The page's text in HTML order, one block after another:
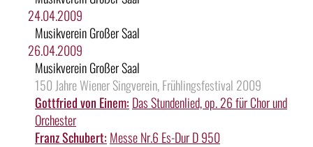
24.04.2009
Musikverein Großer Saal
26.04.2009
Musikverein Großer Saal
150 Jahre Wiener Singverein, Frühlingsfestival 2009
Gottfried von Einem: Das Stundenlied, op. 26 für Chor und
Orchester
Franz Schubert: Messe Nr.6 Es-Dur D 950